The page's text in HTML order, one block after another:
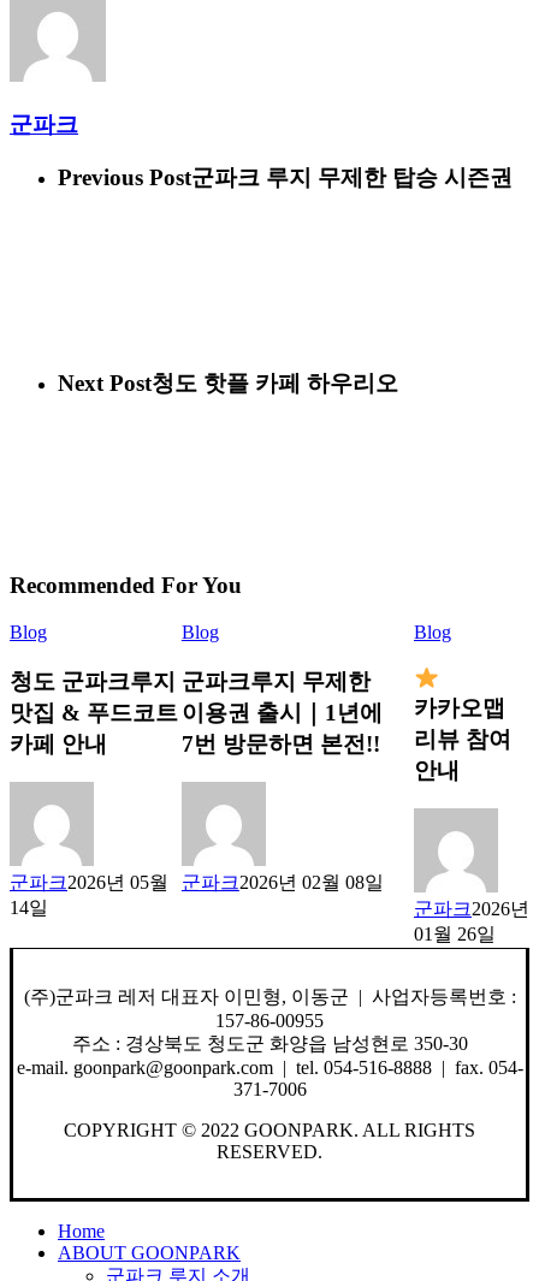
군파크
Previous Post군파크 루지 무제한 탑승 시즌권
Next Post청도 핫플 카페 하우리오
Recommended For You
Blog
청도 군파크루지
맛집 & 푸드코트
카페 안내
군파크2026년 05월
14일
Blog
군파크루지 무제한
이용권 출시｜1년에
7번 방문하면 본전!!
군파크2026년 02월 08일
Blog
카카오맵
리뷰 참여
안내
군파크2026년
01월 26일
(주)군파크 레저 대표자 이민형, 이동군 | 사업자등록번호 :
157-86-00955
주소 : 경상북도 청도군 화양읍 남성현로 350-30
e-mail. goonpark@goonpark.com | tel. 054-516-8888 | fax. 054-
371-7006
COPYRIGHT © 2022 GOONPARK. ALL RIGHTS
RESERVED.
Close
Menu
Home
ABOUT GOONPARK
군파크 루지 소개